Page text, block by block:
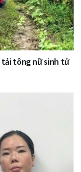
tông nữ sinh tử